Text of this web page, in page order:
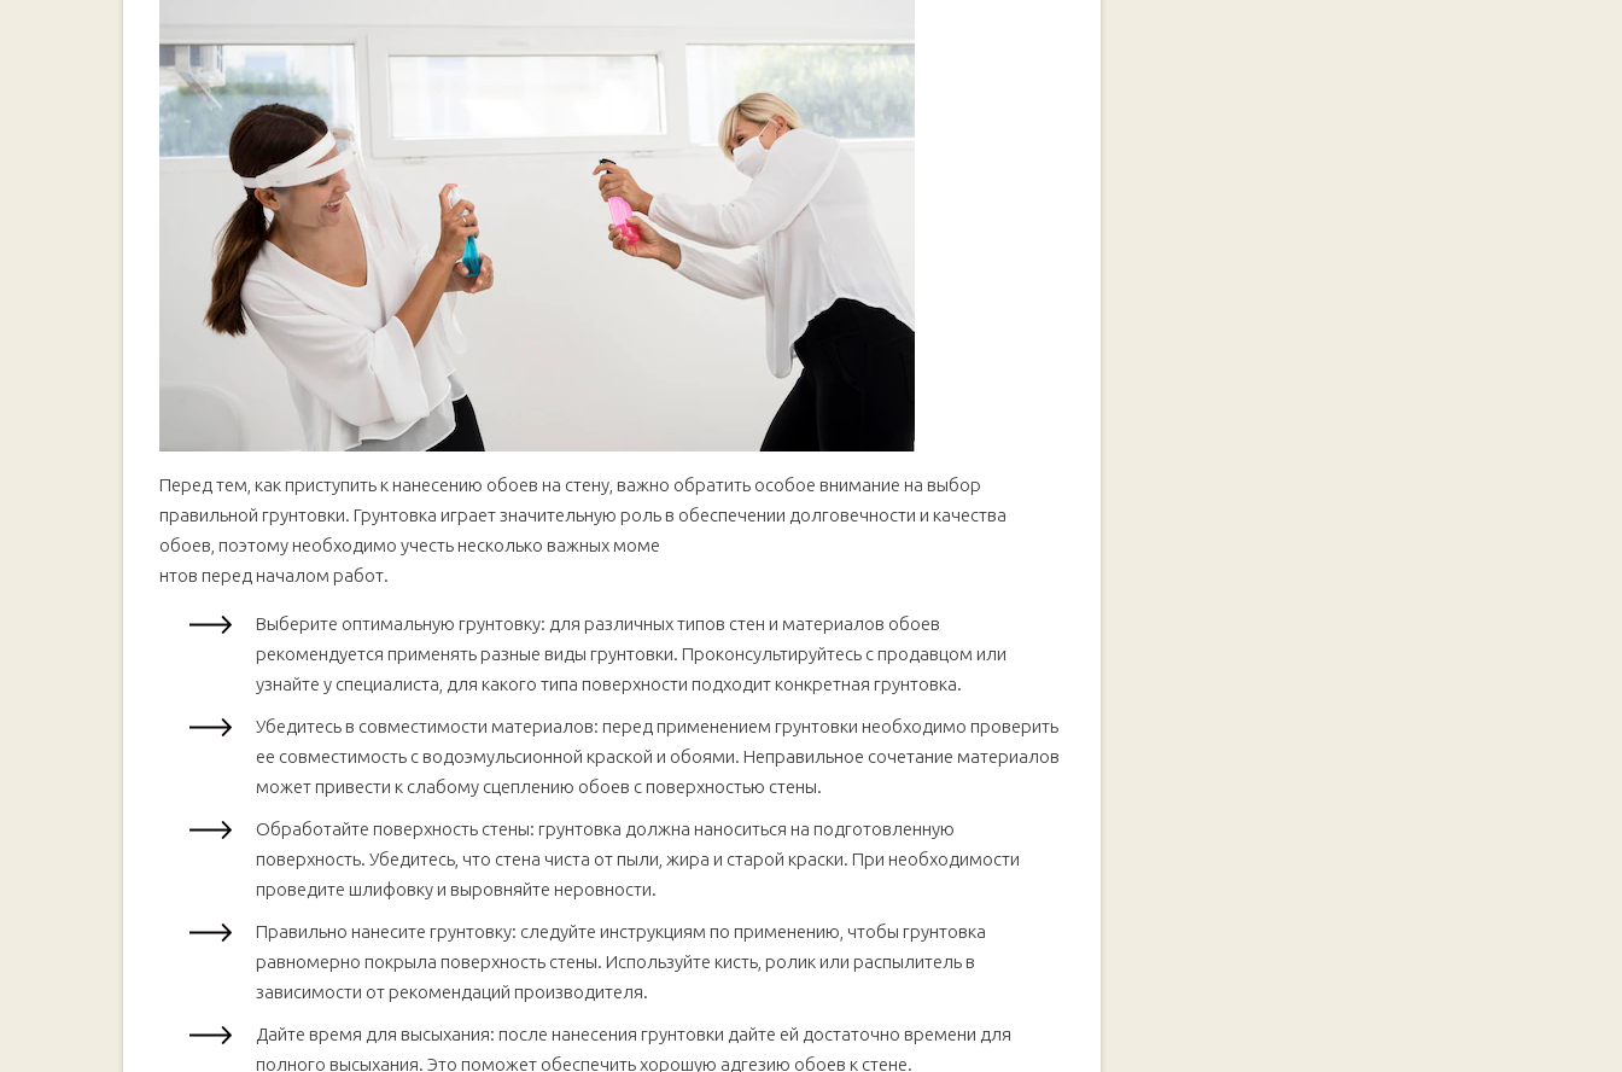
Перед тем, как приступить к нанесению обоев на стену, важно обратить особое внимание на выбор
правильной грунтовки. Грунтовка играет значительную роль в обеспечении долговечности и качества
обоев, поэтому необходимо учесть несколько важных моме
нтов перед началом работ.
Выберите оптимальную грунтовку: для различных типов стен и материалов обоев
рекомендуется применять разные виды грунтовки. Проконсультируйтесь с продавцом или
узнайте у специалиста, для какого типа поверхности подходит конкретная грунтовка.
Убедитесь в совместимости материалов: перед применением грунтовки необходимо проверить
ее совместимость с водоэмульсионной краской и обоями. Неправильное сочетание материалов
может привести к слабому сцеплению обоев с поверхностью стены.
Обработайте поверхность стены: грунтовка должна наноситься на подготовленную
поверхность. Убедитесь, что стена чиста от пыли, жира и старой краски. При необходимости
проведите шлифовку и выровняйте неровности.
Правильно нанесите грунтовку: следуйте инструкциям по применению, чтобы грунтовка
равномерно покрыла поверхность стены. Используйте кисть, ролик или распылитель в
зависимости от рекомендаций производителя.
Дайте время для высыхания: после нанесения грунтовки дайте ей достаточно времени для
полного высыхания. Это поможет обеспечить хорошую адгезию обоев к стене.